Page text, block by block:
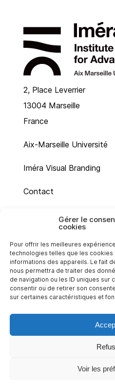
Gérer le
cookies
Pour offrir les meilleures
technologies telles que les
informations des appareils. Le fait
nous permettra de traiter des
de navigation ou les ID uniques sur
consentir ou de retirer son
sur certaines caractéristiques et
Voir les
2, Place Leverrier
13004 Marseille
France
Aix-Marseille Université
Iméra Visual Branding
Contact
Cookie policy (UE)
Privacy statement (EU)
© 2023 Institute for